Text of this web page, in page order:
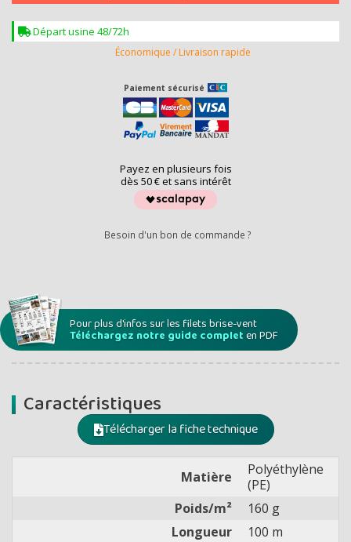
Départ usine 48/72h
Économique / Livraison rapide
Paiement sécurisé
Payez en plusieurs fois
dès 50 € et sans intérêt
Besoin d'un bon de commande ?
Pour plus d'infos sur les filets brise-vent
Téléchargez notre guide completen PDF
Caractéristiques
Télécharger la fiche technique
Matière
Polyéthylène
(PE)
Poids/m²
160 g
Longueur
100 m